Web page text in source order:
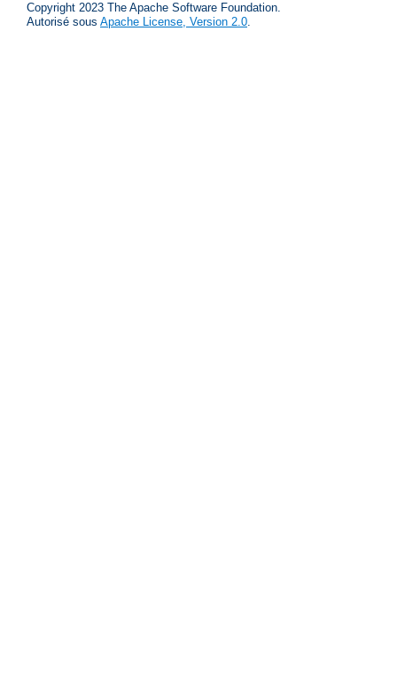
Copyright 2023 The Apache Software Foundation.
Autorisé sous Apache License, Version 2.0.